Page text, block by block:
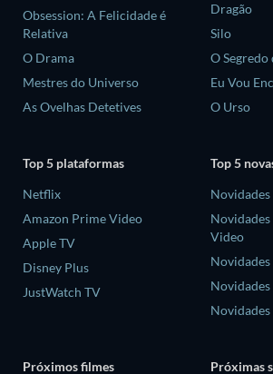
Obsession: A Felicidade é
Relativa
O Drama
Mestres do Universo
As Ovelhas Detetives
Dragão
Silo
O
Eu Vou
O Urso
Top 5 plataformas
Netflix
Amazon Prime Video
Apple TV
Disney Plus
JustWatch TV
Top 5
Video
Próximos filmes Próximas